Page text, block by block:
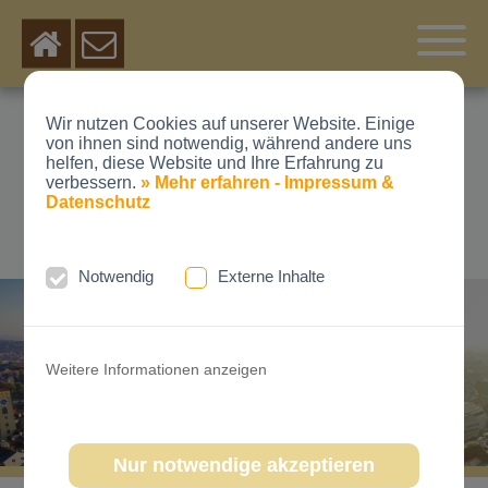
DR. MED. DENT.
MICHAEL SCHUBERT
KIEFERORTHOPÄDE
Wir nutzen Cookies auf unserer Website. Einige
von ihnen sind notwendig, während andere uns
helfen, diese Website und Ihre Erfahrung zu
verbessern.» Mehr erfahren - Impressum &
Datenschutz
Notwendig Externe Inhalte
Weitere Informationen anzeigen
Nur notwendige akzeptieren